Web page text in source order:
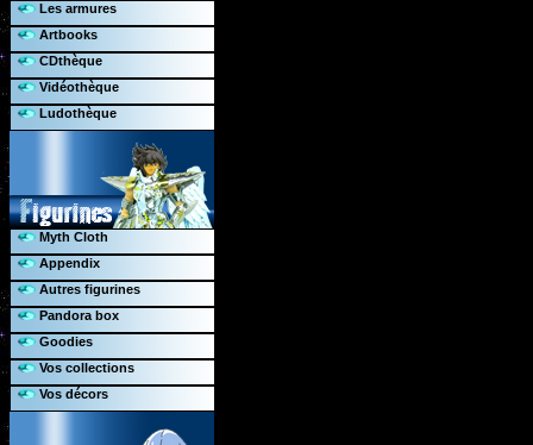
Les armures
Artbooks
CDthèque
Vidéothèque
Ludothèque
Myth Cloth
Appendix
Autres figurines
Pandora box
Goodies
Vos collections
Vos décors